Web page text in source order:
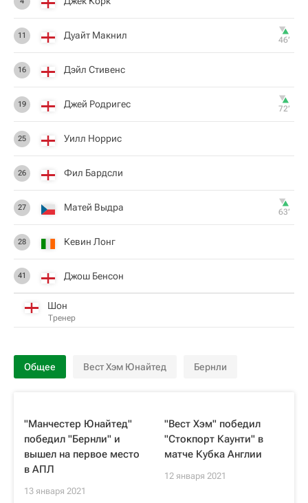
11 Дуайт Макнил 46‎’‎
16 Дэйл Стивенс
19 Джей Родригес 72‎’‎
25 Уилл Норрис
26 Фил Бардсли
27 Матей Выдра 63‎’‎
28 Кевин Лонг
41 Джош Бенсон
Шон
Тренер
Общее Вест Хэм Юнайтед Бернли
"Манчестер Юнайтед"
победил "Бернли" и
вышел на первое место
в АПЛ
13 января 2021
"Вест Хэм" победил
"Стокпорт Каунти" в
матче Кубка Англии
12 января 2021